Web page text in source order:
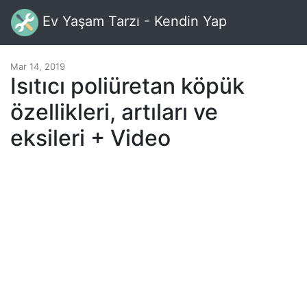
Ev Yaşam Tarzı - Kendin Yap
Mar 14, 2019
Isıtıcı poliüretan köpük
özellikleri, artıları ve
eksileri + Video